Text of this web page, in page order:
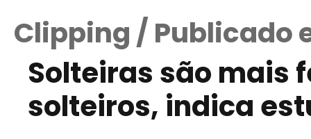
Clipping / Publicado
Solteiras são mais
solteiros, indica